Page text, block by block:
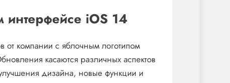
интерфейсе iOS 14
компании с яблочным логотипом
касаются различных аспектов
дизайна, новые функции и